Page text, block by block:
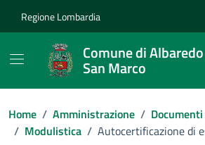
Regione Lombardia
Comune di
San Marco
Home / Amministrazione /
/ Modulistica / Autocertificazione di